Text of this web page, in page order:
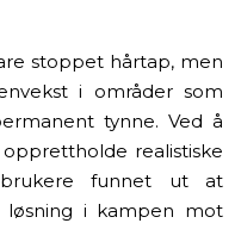
stoppet hårtap, men
i områder som
tynne. Ved å
realistiske
funnet ut at
løsning i kampen mot